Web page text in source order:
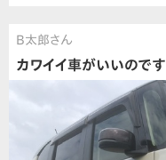
B太郎さん
カワイイ車がいいのです